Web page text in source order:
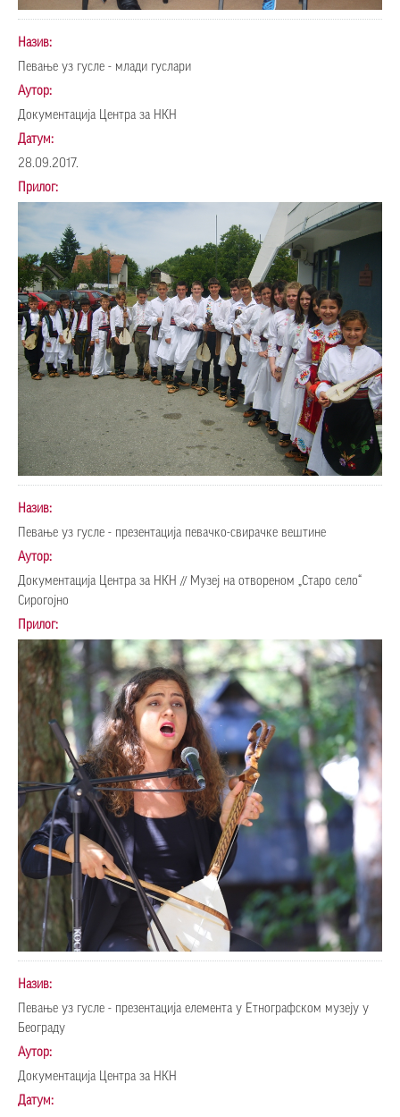
Назив:
Певање уз гусле - млади гуслари
Аутор:
Документација Центра за НКН
Датум:
28.09.2017.
Прилог:
Назив:
Певање уз гусле - презентација певачко-свирачке вештине
Аутор:
Документација Центра за НКН // Музеј на отвореном „Старо село“
Сирогојно
Прилог:
Назив:
Певање уз гусле - презентација елемента у Етнографском музеју у
Београду
Аутор:
Документација Центра за НКН
Датум: